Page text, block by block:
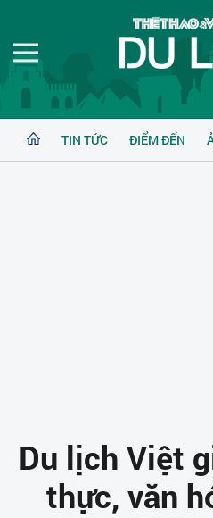
TIN TỨC ĐIỂM ĐẾN
Du lịch Việt
thực, văn